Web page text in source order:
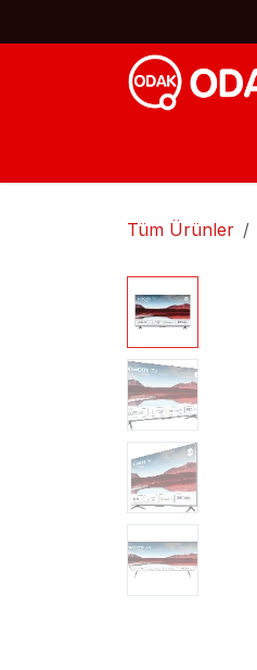
Tüm Ürünler